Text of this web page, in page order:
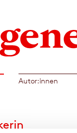
Autor:innen